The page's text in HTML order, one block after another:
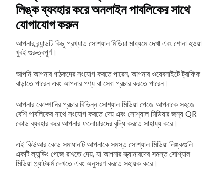
লিঙ্ক ব্যবহার করে অনলাইন পাবলিকের সাথে
যোগাযোগ করুন
আপনার ব্র্যান্ডটি কিছু প্রখ্যাত সোশ্যাল মিডিয়া মাধ্যমে দেখা এবং শোনা হওয়া
খুবই গুরুত্বপূর্ণ।
আপনি আপনার পাঠকদের সংযোগ করতে পারেন, আপনার ওয়েবসাইটে ট্রাফিক
বাড়াতে পারেন এবং আপনার পণ্য বা সেবা প্রচার করতে পারেন।
আপনার কোম্পানির প্রচার বিভিন্ন সোশ্যাল মিডিয়া পেজে আপনাকে সহজে
বেশি পাবলিকের সাথে সংযোগ করতে দেয় এবং সোশ্যাল মিডিয়ার জন্য QR
কোড ব্যবহার করে আপনার ফলোয়ারদের বৃদ্ধি করতে সাহায্য করে।
এই কিউআর কোড সমাধানটি আপনাকে সমস্ত সোশ্যাল মিডিয়া লিঙ্কগুলি
একটি ল্যান্ডিং পেজে রাখতে দেয়, যা আপনার স্ক্যানারদের সমস্ত সোশ্যাল
মিডিয়া প্ল্যাটফর্ম দেখতে এবং অনুসরণ করতে সহায়ক করে।